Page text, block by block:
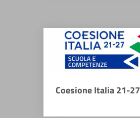
Coesione Italia 21-27